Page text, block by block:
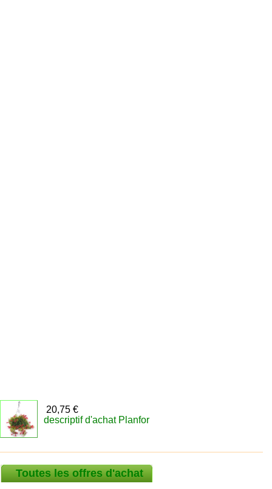
20,75 €
descriptif d'achat Planfor
Toutes les offres d'achat